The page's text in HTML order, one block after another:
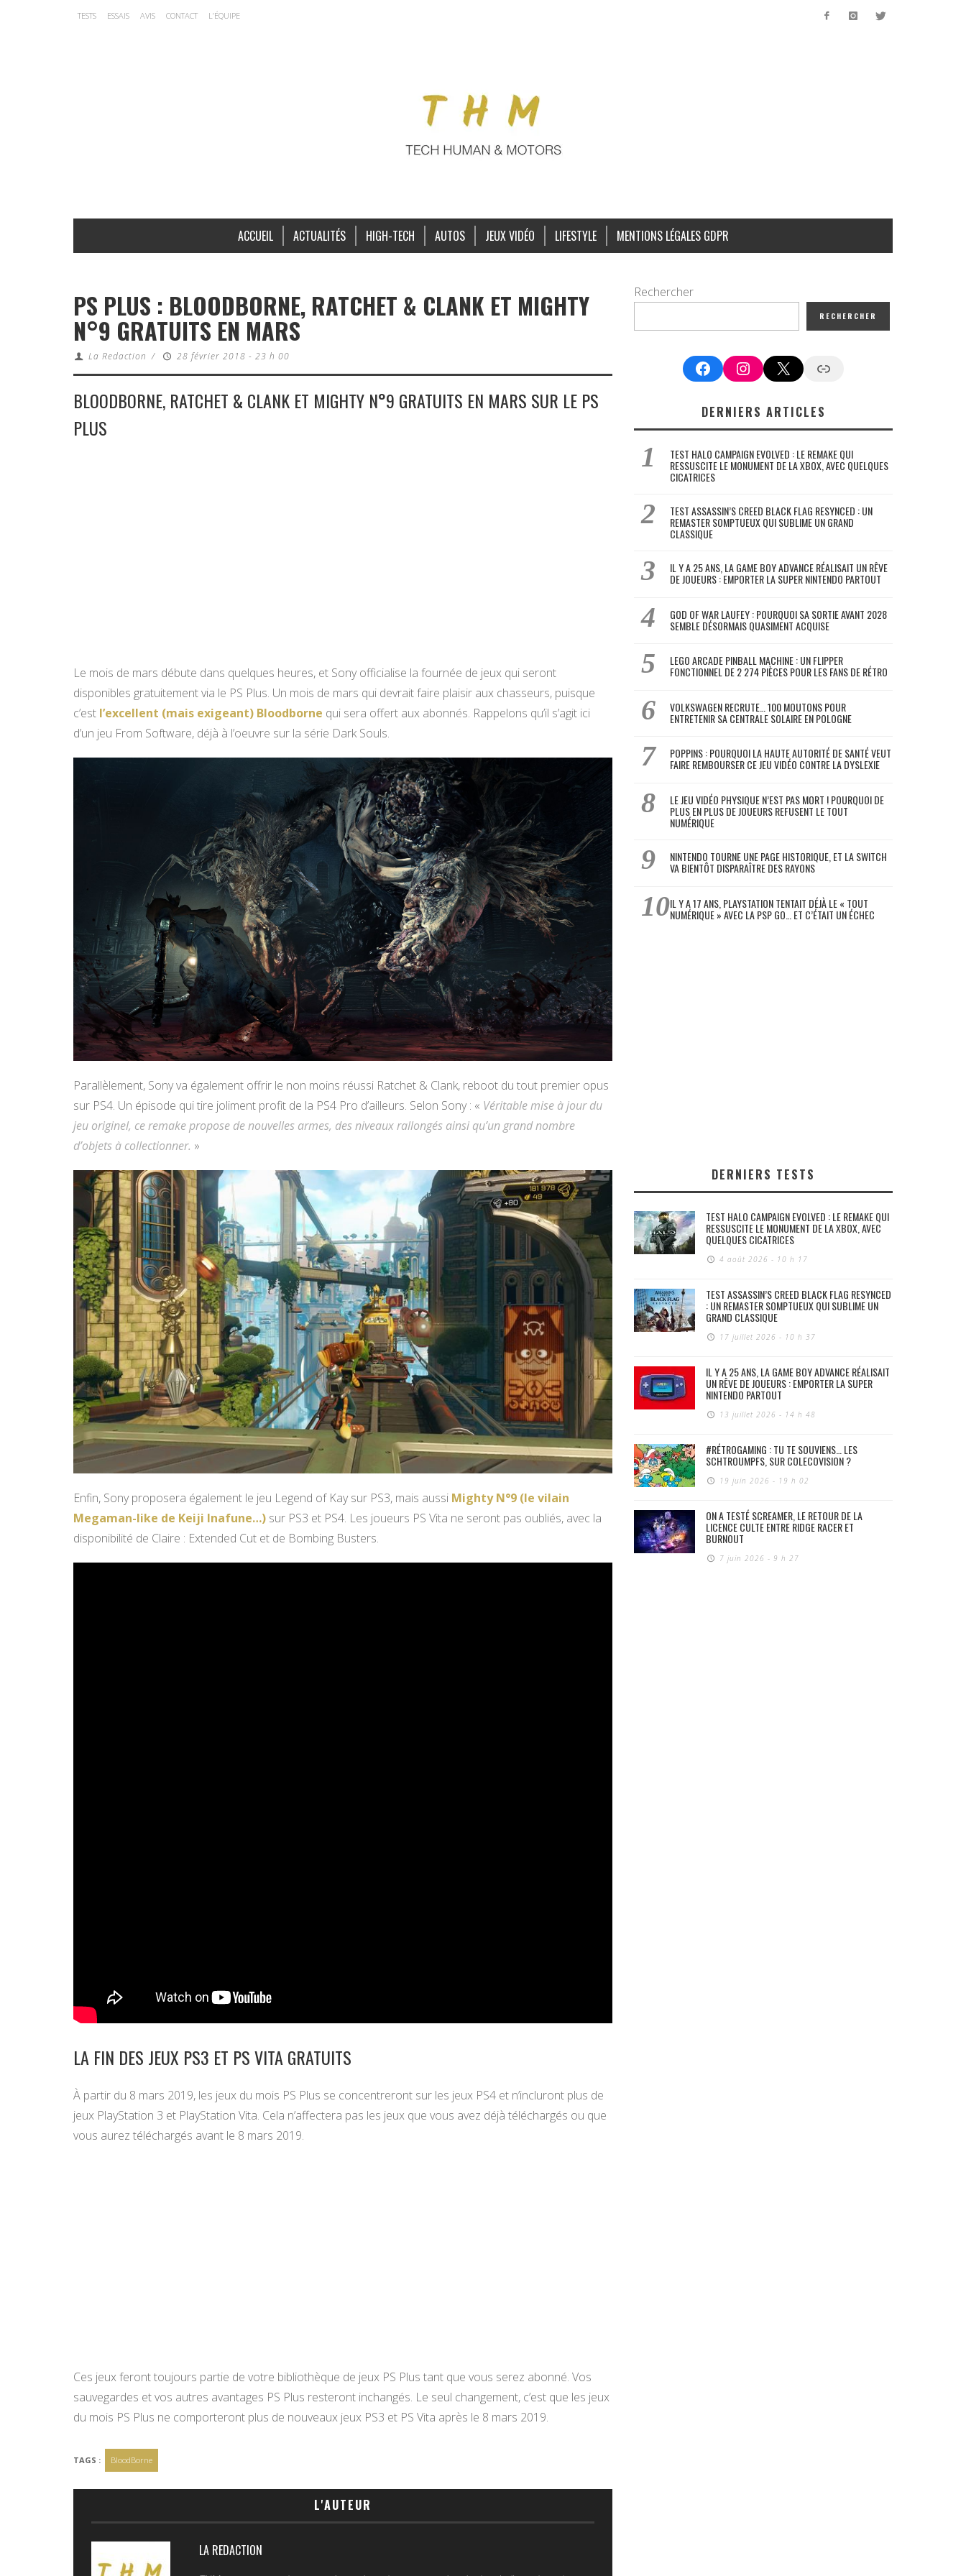
TESTS ESSAIS AVIS CONTACT L’ÉQUIPE
ACCUEIL ACTUALITÉS HIGH-TECH AUTOS JEUX VIDÉO LIFESTYLE MENTIONS LÉGALES GDPR
PS PLUS : BLOODBORNE, RATCHET & CLANK ET MIGHTY
N°9 GRATUITS EN MARS
La Redaction / 28 février 2018 - 23 h 00
BLOODBORNE, RATCHET & CLANK ET MIGHTY N°9 GRATUITS EN MARS SUR LE PS
PLUS
Le mois de mars débute dans quelques heures, et Sony officialise la fournée de jeux qui seront
disponibles gratuitement via le PS Plus. Un mois de mars qui devrait faire plaisir aux chasseurs, puisque
c’est l’excellent (mais exigeant) Bloodborne qui sera offert aux abonnés. Rappelons qu’il s’agit ici
d’un jeu From Software, déjà à l’oeuvre sur la série Dark Souls.
Parallèlement, Sony va également offrir le non moins réussi Ratchet & Clank, reboot du tout premier opus
sur PS4. Un épisode qui tire joliment profit de la PS4 Pro d’ailleurs. Selon Sony : « Véritable mise à jour du
jeu originel, ce remake propose de nouvelles armes, des niveaux rallongés ainsi qu’un grand nombre
d’objets à collectionner. »
Enfin, Sony proposera également le jeu Legend of Kay sur PS3, mais aussi Mighty N°9 (le vilain
Megaman-like de Keiji Inafune…) sur PS3 et PS4. Les joueurs PS Vita ne seront pas oubliés, avec la
disponibilité de Claire : Extended Cut et de Bombing Busters.
LA FIN DES JEUX PS3 ET PS VITA GRATUITS
À partir du 8 mars 2019, les jeux du mois PS Plus se concentreront sur les jeux PS4 et n’incluront plus de
jeux PlayStation 3 et PlayStation Vita. Cela n’affectera pas les jeux que vous avez déjà téléchargés ou que
vous aurez téléchargés avant le 8 mars 2019.
Ces jeux feront toujours partie de votre bibliothèque de jeux PS Plus tant que vous serez abonné. Vos
sauvegardes et vos autres avantages PS Plus resteront inchangés. Le seul changement, c’est que les jeux
du mois PS Plus ne comporteront plus de nouveaux jeux PS3 et PS Vita après le 8 mars 2019.
TAGS : BloodBorne
L'AUTEUR
LA REDACTION
Rechercher
RECHERCHER
FacebookInstagram
X Google News
DERNIERS ARTICLES
TEST HALO CAMPAIGN EVOLVED : LE REMAKE QUI
RESSUSCITE LE MONUMENT DE LA XBOX, AVEC QUELQUES
CICATRICES
TEST ASSASSIN’S CREED BLACK FLAG RESYNCED : UN
REMASTER SOMPTUEUX QUI SUBLIME UN GRAND
CLASSIQUE
IL Y A 25 ANS, LA GAME BOY ADVANCE RÉALISAIT UN RÊVE
DE JOUEURS : EMPORTER LA SUPER NINTENDO PARTOUT
GOD OF WAR LAUFEY : POURQUOI SA SORTIE AVANT 2028
SEMBLE DÉSORMAIS QUASIMENT ACQUISE
LEGO ARCADE PINBALL MACHINE : UN FLIPPER
FONCTIONNEL DE 2 274 PIÈCES POUR LES FANS DE RÉTRO
VOLKSWAGEN RECRUTE… 100 MOUTONS POUR
ENTRETENIR SA CENTRALE SOLAIRE EN POLOGNE
POPPINS : POURQUOI LA HAUTE AUTORITÉ DE SANTÉ VEUT
FAIRE REMBOURSER CE JEU VIDÉO CONTRE LA DYSLEXIE
LE JEU VIDÉO PHYSIQUE N’EST PAS MORT ! POURQUOI DE
PLUS EN PLUS DE JOUEURS REFUSENT LE TOUT
NUMÉRIQUE
NINTENDO TOURNE UNE PAGE HISTORIQUE, ET LA SWITCH
VA BIENTÔT DISPARAÎTRE DES RAYONS
IL Y A 17 ANS, PLAYSTATION TENTAIT DÉJÀ LE « TOUT
NUMÉRIQUE » AVEC LA PSP GO… ET C’ÉTAIT UN ÉCHEC
DERNIERS TESTS
TEST HALO CAMPAIGN EVOLVED : LE REMAKE QUI
RESSUSCITE LE MONUMENT DE LA XBOX, AVEC
QUELQUES CICATRICES
4 août 2026 - 10 h 17
TEST ASSASSIN’S CREED BLACK FLAG RESYNCED
: UN REMASTER SOMPTUEUX QUI SUBLIME UN
GRAND CLASSIQUE
17 juillet 2026 - 10 h 37
IL Y A 25 ANS, LA GAME BOY ADVANCE RÉALISAIT
UN RÊVE DE JOUEURS : EMPORTER LA SUPER
NINTENDO PARTOUT
13 juillet 2026 - 14 h 48
#RÉTROGAMING : TU TE SOUVIENS… LES
SCHTROUMPFS, SUR COLECOVISION ?
19 juin 2026 - 19 h 02
ON A TESTÉ SCREAMER, LE RETOUR DE LA
LICENCE CULTE ENTRE RIDGE RACER ET
BURNOUT
7 juin 2026 - 9 h 27